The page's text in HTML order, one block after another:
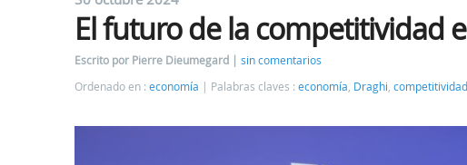
El futuro de la competitividad
Escrito por Pierre Dieumegard
sin comentarios
Ordenado en : economía Palabras claves : economía, Draghi, competitividad